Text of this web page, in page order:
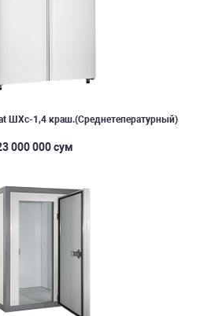
ШХс-1,4 краш.(Среднетепературный)
000 000 сум